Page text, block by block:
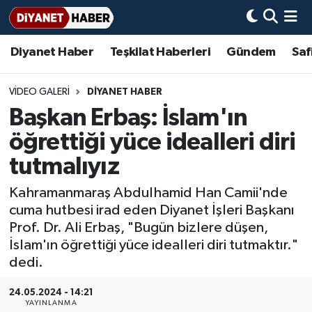
Diyanet Haber Teşkilat Haberleri Gündem
VIDEO GALERI DIYANET HABER
Başkan Erbaş: İslam'ın
öğrettiği yüce idealleri diri
tutmalıyız
Kahramanmaraş Abdulhamid Han Camii'nde
cuma hutbesi irad eden Diyanet İşleri Başkanı
Prof. Dr. Ali Erbaş, "Bugün bizlere düşen,
İslam'ın öğrettiği yüce idealleri diri tutmaktır."
dedi.
24.05.2024 - 14:21
YAYINLANMA
Diyanet Haber
Teşkilat Haberleri
Adana Müftülüğü
Adıyaman Müftülüğü
Afyonkarahisar Müftülüğü
Ağrı Müftülüğü
Aksaray Müftülüğü
Amasya Müftülüğü
Ankara Müftülüğü
Antalya Müftülüğü
Gündem
#Keşfet
Bir Ayet
Bir Hikaye
Biyografiler
Dini kavramlar
Diyanet Bilgi
Diyanet Takvimi
Dualar
Hadislerle İslam
Basında Bugün
DİYANET eKİTAP
Diyanet Dergi
Aile Dergisi
Aylık Dergi
TDV
İmam Hatip Okulları
Başmakale
Hadis-i Şerifler
Hayat Okumaları
Nöbetçi Eczaneler
Hava Durumu
Ankara Namaz Vakitleri
Trafik Durumu
Süper Lig Puan Durumu ve Fikstür
Tüm Manşetler
Son Dakika Haberleri
Haber Arşivi